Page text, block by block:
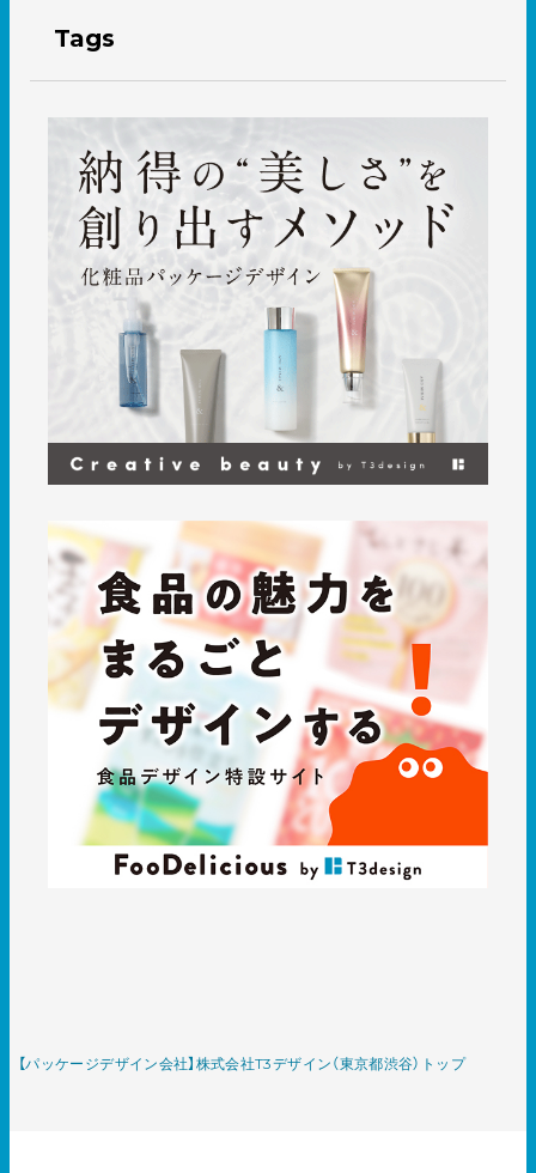
Tags
【パッケージデザイン会社】株式会社T3デザイン（東京都渋谷）トップ